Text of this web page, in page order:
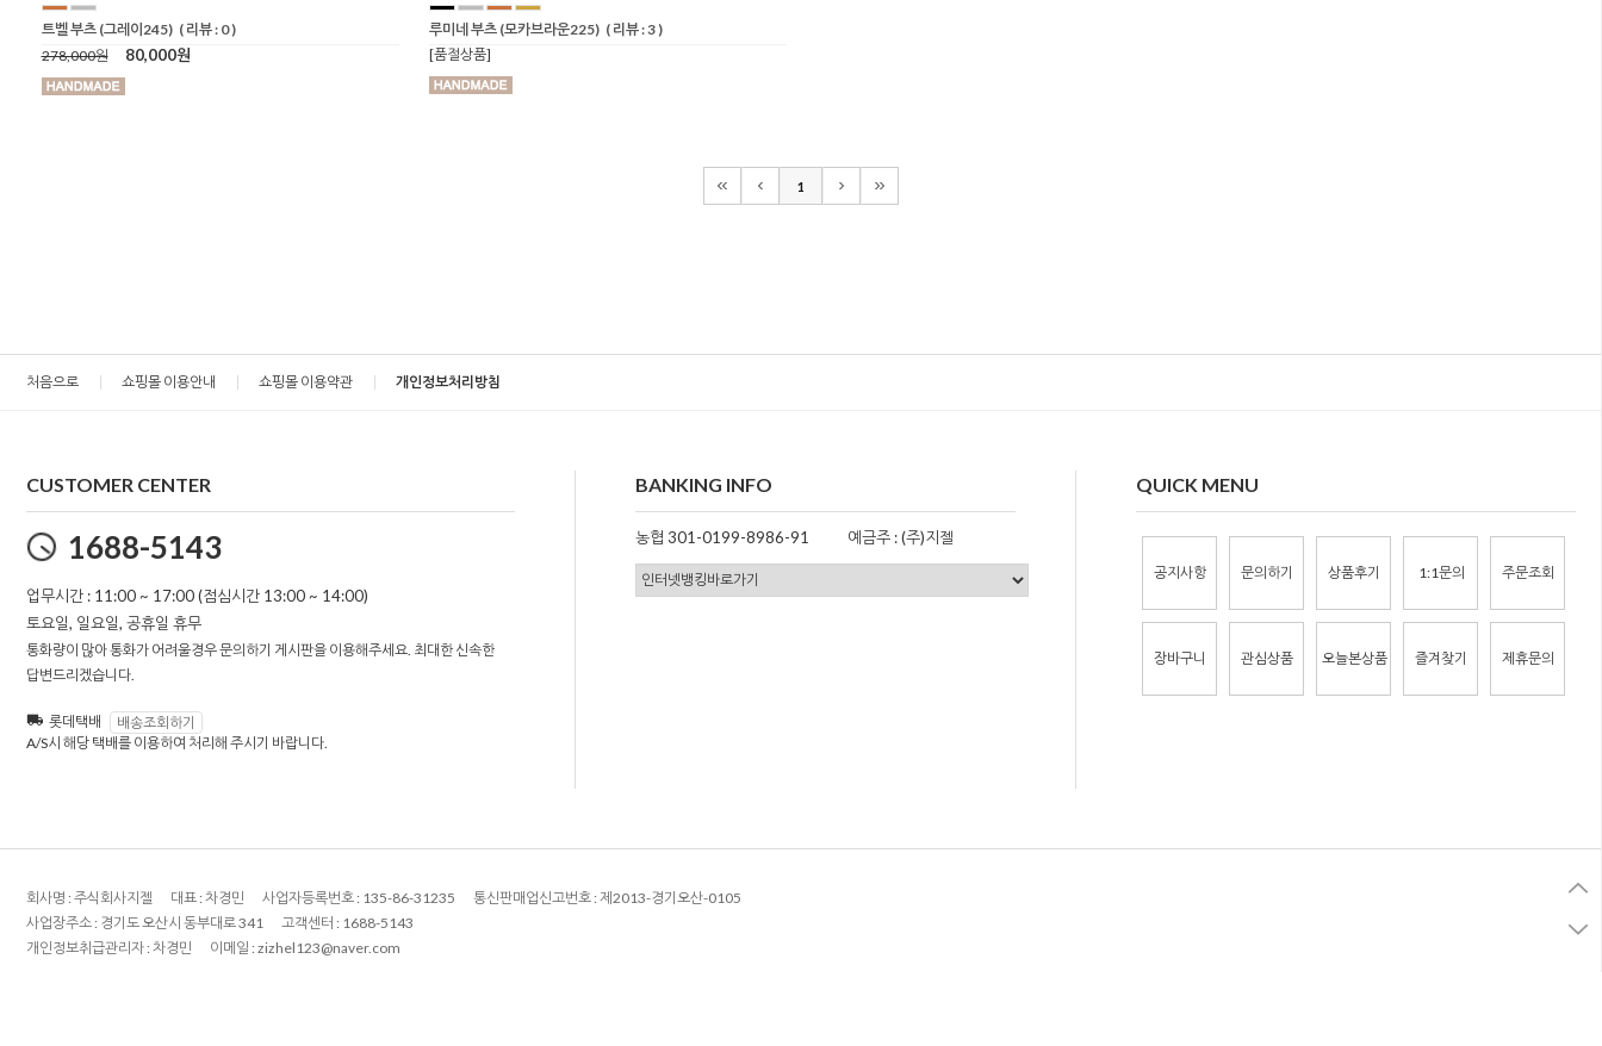
트벨 부츠 (그레이245) ( 리뷰 : 0 )
278,000원
80,000원
루미네 부츠 (모카브라운225) ( 리뷰 : 3 )
[품절상품]
1
처음으로 쇼핑몰 이용안내 쇼핑몰 이용약관 개인정보처리방침
CUSTOMER CENTER
1688-5143
업무시간 : 11:00 ~ 17:00 (점심시간 13:00 ~ 14:00)
토요일, 일요일, 공휴일 휴무
통화량이 많아 통화가 어려울경우 문의하기 게시판을 이용해주세요. 최대한 신속한
답변드리겠습니다.
롯데택배
배송조회하기
A/S시 해당 택배를 이용하여 처리해 주시기 바랍니다.
BANKING INFO
농협 301-0199-8986-91 예금주 : (주)지젤
QUICK MENU
공지사항 문의하기 상품후기 1:1문의 주문조회
장바구니 관심상품 오늘본상품 즐겨찾기 제휴문의
회사명 : 주식회사지젤 대표 : 차경민 사업자등록번호 : 135-86-31235 통신판매업신고번호 : 제2013-경기오산-0105
사업장주소 : 경기도 오산시 동부대로 341 고객센터 : 1688-5143
개인정보취급관리자 : 차경민 이메일 : zizhel123@naver.com